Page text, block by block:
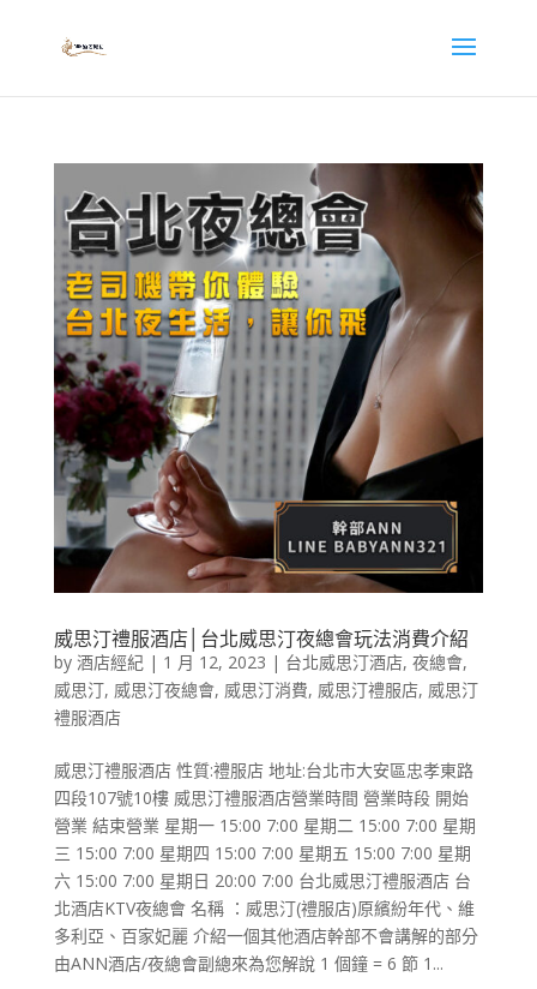
威思汀禮服酒店│台北威思汀夜總會玩法消費介紹
by 酒店經紀| 1 月 12, 2023 | 台北威思汀酒店, 夜總會,
威思汀, 威思汀夜總會, 威思汀消費, 威思汀禮服店, 威思汀
禮服酒店
威思汀禮服酒店 性質:禮服店 地址:台北市大安區忠孝東路
四段107號10樓 威思汀禮服酒店營業時間 營業時段 開始
營業 結束營業 星期一 15:00 7:00 星期二 15:00 7:00 星期
三 15:00 7:00 星期四 15:00 7:00 星期五 15:00 7:00 星期
六 15:00 7:00 星期日 20:00 7:00 台北威思汀禮服酒店 台
北酒店KTV夜總會 名稱 ：威思汀(禮服店)原繽紛年代、維
多利亞、百家妃麗 介紹一個其他酒店幹部不會講解的部分
由ANN酒店/夜總會副總來為您解說 1 個鐘 = 6 節 1...